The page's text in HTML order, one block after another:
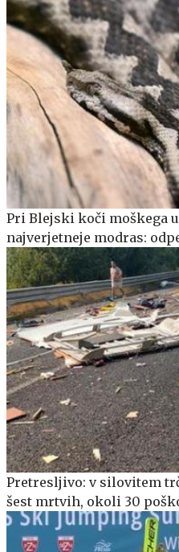
Pri Blejski koči moškega
najverjetneje modras:
Pretresljivo: v silovitem
šest mrtvih, okoli 30